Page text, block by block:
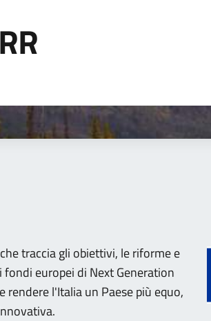
traccia gli obiettivi, le riforme e
europei di Next Generation
l'Italia un Paese più equo,